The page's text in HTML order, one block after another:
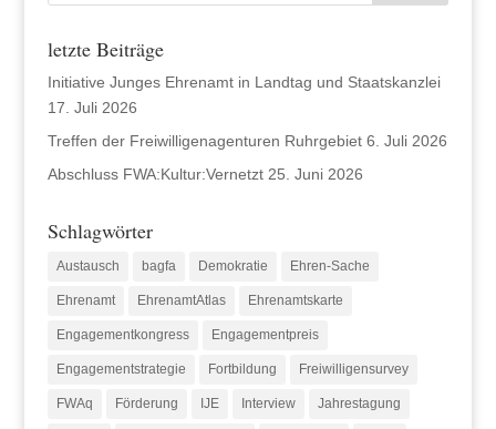
letzte Beiträge
Initiative Junges Ehrenamt in Landtag und Staatskanzlei
17. Juli 2026
Treffen der Freiwilligenagenturen Ruhrgebiet 6. Juli 2026
Abschluss FWA:Kultur:Vernetzt 25. Juni 2026
Schlagwörter
Austausch bagfa Demokratie Ehren-Sache
Ehrenamt EhrenamtAtlas Ehrenamtskarte
Engagementkongress Engagementpreis
Engagementstrategie Fortbildung Freiwilligensurvey
FWAq Förderung IJE Interview Jahrestagung